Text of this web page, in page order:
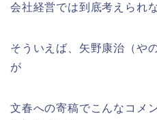
会社経営では到底考えられ
そういえば、矢野康治（や
が
文春への寄稿でこんなコメ